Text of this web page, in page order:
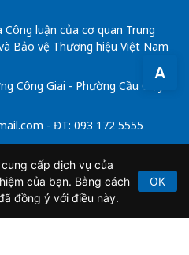
A
luận của cơ quan Trung
Bảo vệ Thương hiệu Việt Nam
Công Giai - Phường Cầu Giấy -
- ĐT: 093 172 5555
tử số 64/GP-BTTTT do Bộ
21/2/2020.
cấp dịch vụ của
của bạn. Bằng cách
đồng ý với điều này.
OK